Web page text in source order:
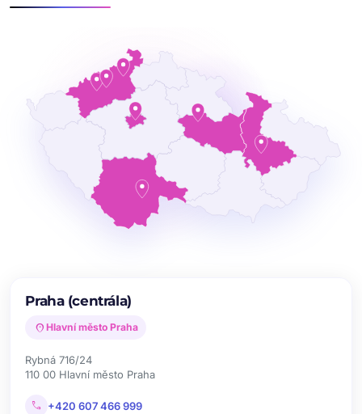
Praha (centrála)
location_on Hlavní město Praha
Rybná 716/24
110 00 Hlavní město Praha
call +420 607 466 999